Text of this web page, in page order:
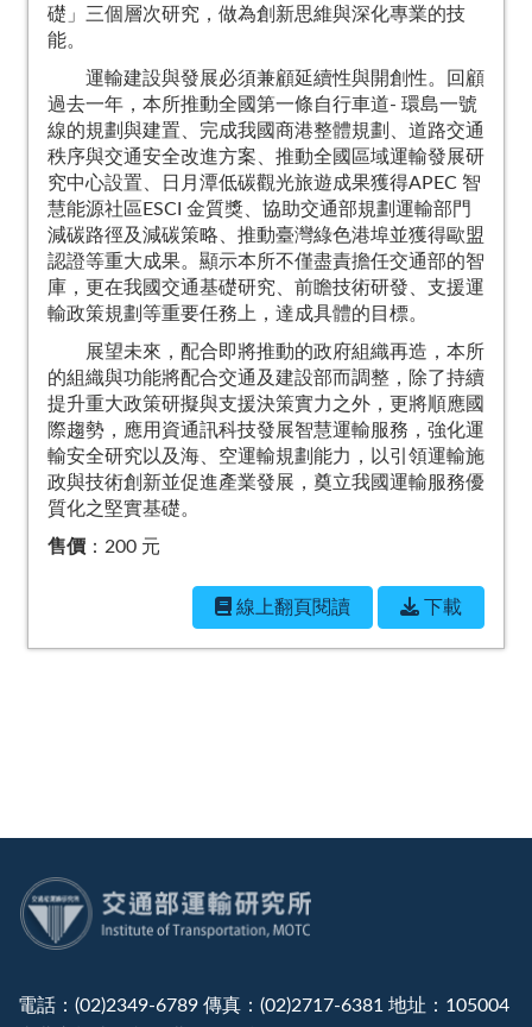
礎」三個層次研究，做為創新思維與深化專業的技
能。
運輸建設與發展必須兼顧延續性與開創性。回顧
過去一年，本所推動全國第一條自行車道- 環島一號
線的規劃與建置、完成我國商港整體規劃、道路交通
秩序與交通安全改進方案、推動全國區域運輸發展研
究中心設置、日月潭低碳觀光旅遊成果獲得APEC 智
慧能源社區ESCI 金質獎、協助交通部規劃運輸部門
減碳路徑及減碳策略、推動臺灣綠色港埠並獲得歐盟
認證等重大成果。顯示本所不僅盡責擔任交通部的智
庫，更在我國交通基礎研究、前瞻技術研發、支援運
輸政策規劃等重要任務上，達成具體的目標。
展望未來，配合即將推動的政府組織再造，本所
的組織與功能將配合交通及建設部而調整，除了持續
提升重大政策研擬與支援決策實力之外，更將順應國
際趨勢，應用資通訊科技發展智慧運輸服務，強化運
輸安全研究以及海、空運輸規劃能力，以引領運輸施
政與技術創新並促進產業發展，奠立我國運輸服務優
質化之堅實基礎。
售價 ：200 元
線上翻⾴閱讀 下載
電話：(02)2349-6789 傳真：(02)2717-6381 地址：105004